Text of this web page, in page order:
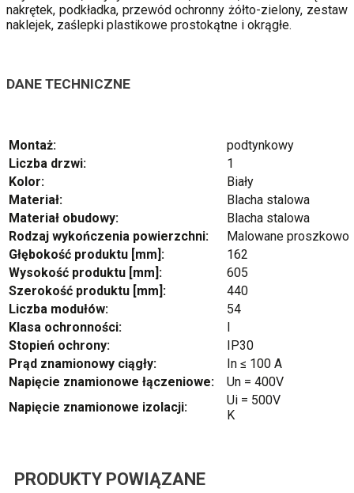
nakrętek, podkładka, przewód ochronny żółto-zielony, zestaw
naklejek, zaślepki plastikowe prostokątne i okrągłe.
DANE TECHNICZNE
Montaż:
podtynkowy
Liczba drzwi:
1
Kolor:
Biały
Materiał:
Blacha stalowa
Materiał obudowy:
Blacha stalowa
Rodzaj wykończenia powierzchni:
Malowane proszkowo
Głębokość produktu [mm]:
162
Wysokość produktu [mm]:
605
Szerokość produktu [mm]:
440
Liczba modułów:
54
Klasa ochronności:
I
Stopień ochrony:
IP30
Prąd znamionowy ciągły:
In ≤ 100 A
Napięcie znamionowe łączeniowe:
Un = 400V
Napięcie znamionowe izolacji:
Ui = 500V
K
PRODUKTY POWIĄZANE